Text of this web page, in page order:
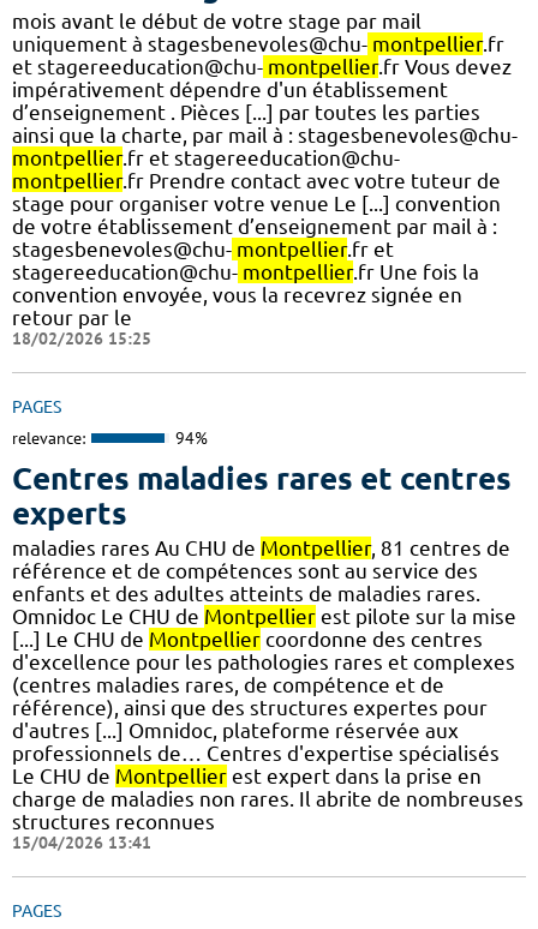
mois avant le début de votre stage par mail
uniquement à stagesbenevoles@chu- montpellier.fr
et stagereeducation@chu- montpellier.fr Vous devez
impérativement dépendre d'un établissement
d’enseignement . Pièces [...] par toutes les parties
ainsi que la charte, par mail à : stagesbenevoles@chu-
montpellier.fr et stagereeducation@chu-
montpellier.fr Prendre contact avec votre tuteur de
stage pour organiser votre venue Le [...] convention
de votre établissement d’enseignement par mail à :
stagesbenevoles@chu- montpellier.fr et
stagereeducation@chu- montpellier.fr Une fois la
convention envoyée, vous la recevrez signée en
retour par le
18/02/2026 15:25
PAGES
relevance: 94%
Centres maladies rares et centres
experts
maladies rares Au CHU de Montpellier, 81 centres de
référence et de compétences sont au service des
enfants et des adultes atteints de maladies rares.
Omnidoc Le CHU de Montpellier est pilote sur la mise
[...] Le CHU de Montpellier coordonne des centres
d'excellence pour les pathologies rares et complexes
(centres maladies rares, de compétence et de
référence), ainsi que des structures expertes pour
d'autres [...] Omnidoc, plateforme réservée aux
professionnels de… Centres d'expertise spécialisés
Le CHU de Montpellier est expert dans la prise en
charge de maladies non rares. Il abrite de nombreuses
structures reconnues
15/04/2026 13:41
PAGES